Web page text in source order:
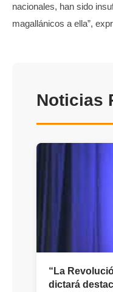
nacionales, han sido
magallánicos a ella”,
Noticias
“La
dictará